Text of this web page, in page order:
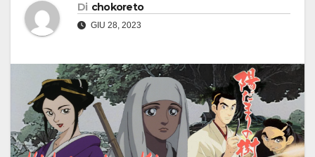
Di chokoreto
GIU 28, 2023